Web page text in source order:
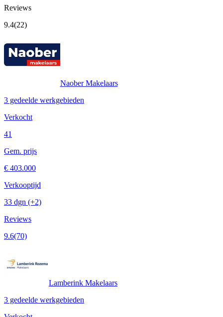
Reviews
9.4(22)
Naober Makelaars
3 gedeelde werkgebieden
Verkocht
41
Gem. prijs
€ 403.000
Verkooptijd
33 dgn (+2)
Reviews
9.6(70)
Lamberink Makelaars
3 gedeelde werkgebieden